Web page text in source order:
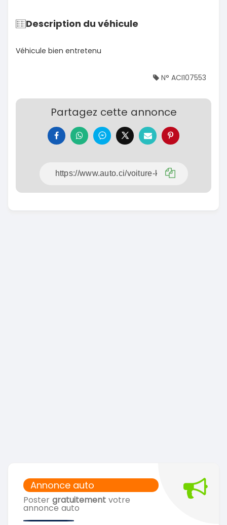
Annonce auto
Poster gratuitement votre
annonce auto
Description du véhicule
Véhicule bien entretenu
N° ACI107553
Partagez cette annonce